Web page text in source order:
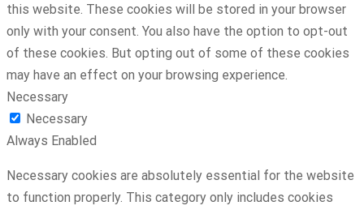
this website. These cookies will be stored in your browser
only with your consent. You also have the option to opt-out
of these cookies. But opting out of some of these cookies
may have an effect on your browsing experience.
Necessary
Necessary
Always Enabled
Necessary cookies are absolutely essential for the website
to function properly. This category only includes cookies